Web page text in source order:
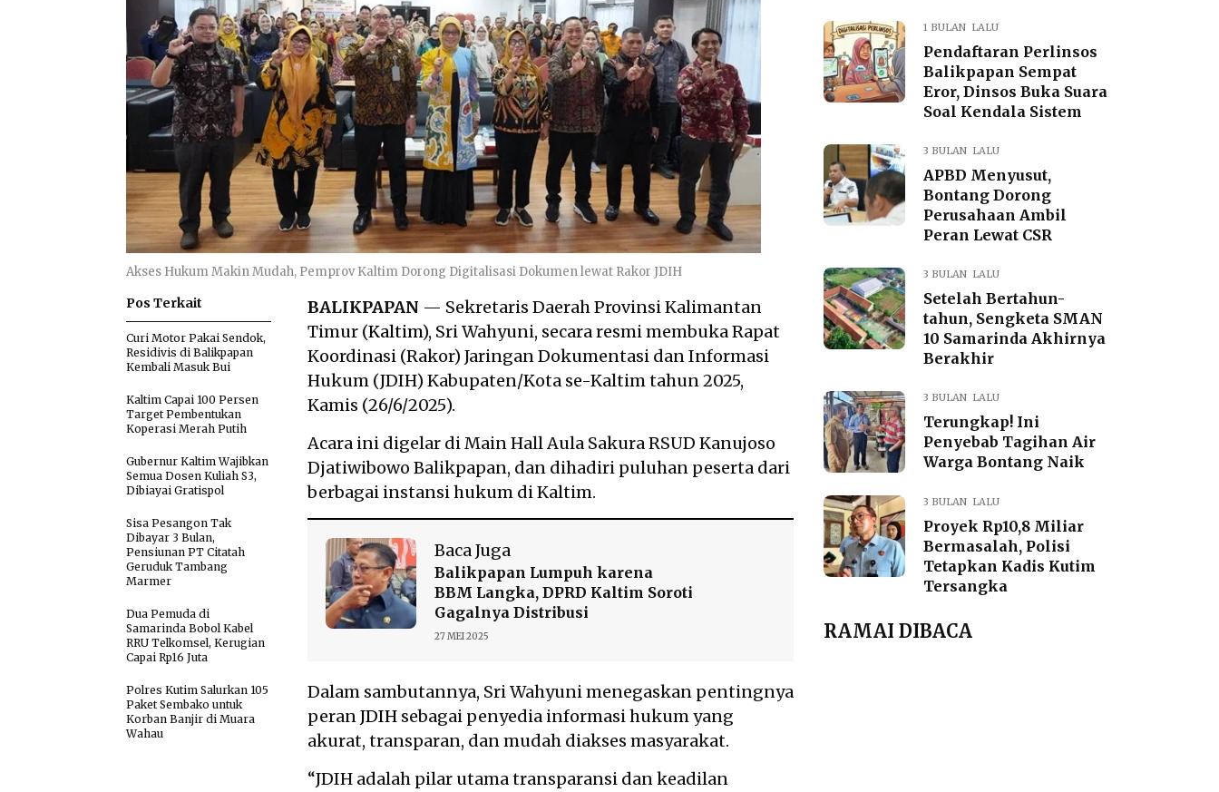
Akses Hukum Makin Mudah, Pemprov Kaltim Dorong Digitalisasi Dokumen lewat Rakor JDIH
BALIKPAPAN — Sekretaris Daerah Provinsi Kalimantan
Timur (Kaltim), Sri Wahyuni, secara resmi membuka Rapat
Koordinasi (Rakor) Jaringan Dokumentasi dan Informasi
Hukum (JDIH) Kabupaten/Kota se-Kaltim tahun 2025,
Kamis (26/6/2025).
Acara ini digelar di Main Hall Aula Sakura RSUD Kanujoso
Djatiwibowo Balikpapan, dan dihadiri puluhan peserta dari
berbagai instansi hukum di Kaltim.
Baca Juga
Balikpapan Lumpuh karena
BBM Langka, DPRD Kaltim Soroti
Gagalnya Distribusi
27 MEI 2025
Dalam sambutannya, Sri Wahyuni menegaskan pentingnya
peranJDIH sebagai penyedia informasi hukum yang
akurat, transparan, dan mudah diakses masyarakat.
“JDIH adalah pilar utama transparansi dan keadilan
Pos Terkait
Curi Motor Pakai Sendok,
Residivis di Balikpapan
Kembali Masuk Bui
Kaltim Capai 100 Persen
Target Pembentukan
Koperasi Merah Putih
Gubernur Kaltim Wajibkan
Semua Dosen Kuliah S3,
Dibiayai Gratispol
Sisa Pesangon Tak
Dibayar 3 Bulan,
Pensiunan PT Citatah
Geruduk Tambang
Marmer
Dua Pemuda di
Samarinda Bobol Kabel
RRU Telkomsel, Kerugian
Capai Rp16 Juta
Polres Kutim Salurkan 105
Paket Sembako untuk
Korban Banjir di Muara
Wahau
1 BULAN LALU
Pendaftaran Perlinsos
Balikpapan Sempat
Eror, Dinsos Buka Suara
Soal Kendala Sistem
3 BULAN LALU
APBD Menyusut,
Bontang Dorong
Perusahaan Ambil
Peran Lewat CSR
3 BULAN LALU
Setelah Bertahun-
tahun, Sengketa SMAN
10 Samarinda Akhirnya
Berakhir
3 BULAN LALU
Terungkap! Ini
Penyebab Tagihan Air
Warga Bontang Naik
3 BULAN LALU
Proyek Rp10,8 Miliar
Bermasalah, Polisi
Tetapkan Kadis Kutim
Tersangka
RAMAI DIBACA